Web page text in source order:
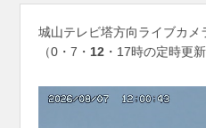
城山テレビ塔方向ライブカメ
（0・7・ 12 ・17時の定時更